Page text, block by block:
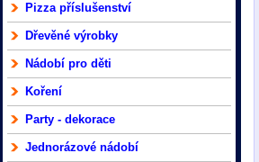
Pizza příslušenství
Dřevěné výrobky
Nádobí pro děti
Koření
Party - dekorace
Jednorázové nádobí